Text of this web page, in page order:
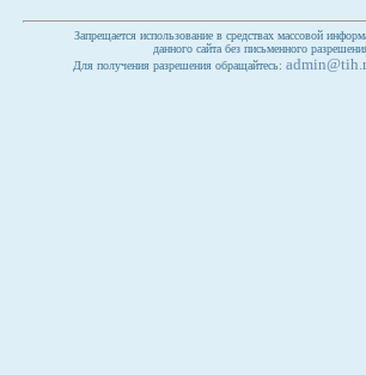
Запрещается использование в средствах массовой
данного сайта без письменного
Для получения разрешения обращайтесь: